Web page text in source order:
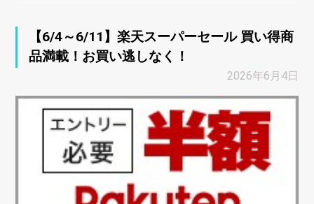
【6/4～6/11】楽天スーパーセール 買い得商
品満載！お買い逃しなく！
2026年6月4日